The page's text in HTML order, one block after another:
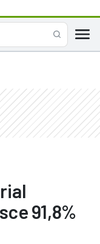
91,8%